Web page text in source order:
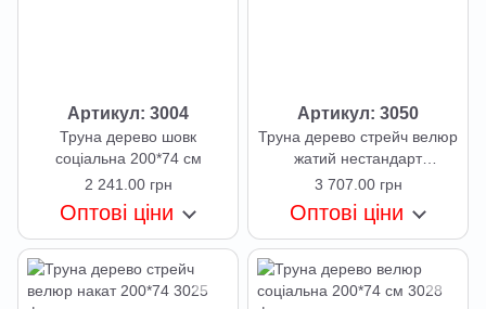
Артикул: 3004
Труна дерево шовк
соціальна 200*74 см
2 241.00 грн
Оптові ціни
Артикул: 3050
Труна дерево стрейч велюр
жатий нестандарт
200*76*25,5
3 707.00 грн
Оптові ціни